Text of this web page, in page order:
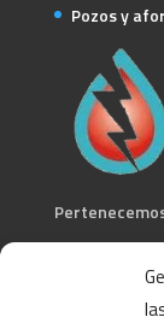
Pozos y
CONTACTA
C/